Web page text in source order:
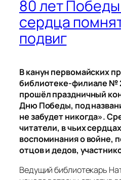
80 лет
сердца
подвиг
В канун первомайских
библиотеке-филиале №
прошёл праздничный
Дню Победы, под
не забудет никогда».
читатели, в чьих
воспоминания о войне,
отцов и дедов,
Ведущий библиотекарь